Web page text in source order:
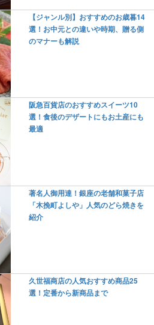
【ジャンル別】おすすめのお歳暮14
選！お中元との違いや時期、贈る側
のマナーも解説
阪急百貨店のおすすめスイーツ10
選！食後のデザートにもお土産にも
最適
著名人御用達！銀座の老舗和菓子店
「木挽町よしや」人気のどら焼きを
紹介
久世福商店の人気おすすめ商品25
選！定番から新商品まで